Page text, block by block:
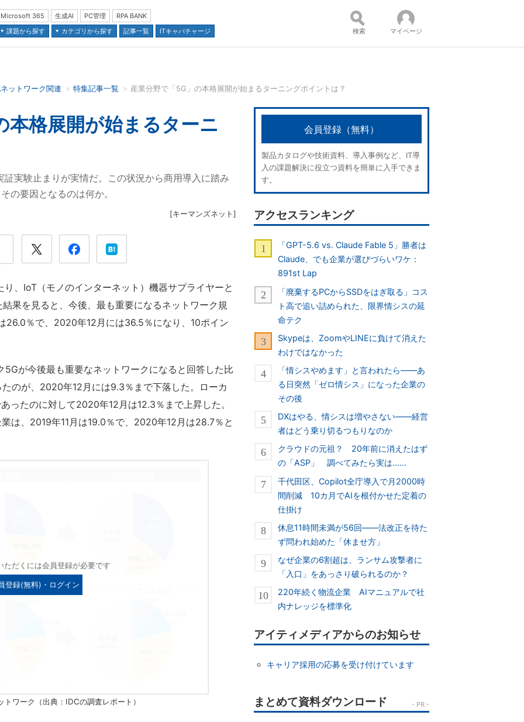
Microsoft 365 生成AI PC管理
RPA BANK
課題から探す
カテゴリから探す 記事一覧 ITキャパチャージ
コンテンツ：
並び順：
検索 マイページ
ットワーク関連 特集記事一覧 産業分野で「5G」の本格展開が始まるターニングポイントは？
本格展開が始まるターニ
実験止まりが実情だ。この状況から商用導入に踏み
の要因となるのは何か。
[キーマンズネット ]
、IoT（モノのインターネット）機器サプライヤーと
果を見ると、今後、最も重要になるネットワーク規
26.0％で、2020年12月には36.5％になり、10ポイン
が今後最も重要なネットワークになると回答した比
のが、2020年12月には9.3％まで下落した。ローカ
ったのに対して2020年12月は12.3％まで上昇した。
は、2019年11月は19.0％で、2020年12月は28.7％と
ただくには会員登録が必要です
登録(無料)・ログイン
ワーク（出典：IDCの調査レポート）
会員登録（無料）
製品カタログや技術資料、導入事例など、IT導
入の課題解決に役立つ資料を簡単に入手できま
す。
アクセスランキング
「GPT-5.6 vs. Claude Fable 5」勝者は
Claude、でも企業が選びづらいワケ：
891st Lap
「廃棄するPCからSSDをはぎ取る」コス
ト高で追い詰められた、限界情シスの延
命テク
Skypeは、ZoomやLINEに負けて消えた
わけではなかった
「情シスやめます」と言われたら――あ
る日突然「ゼロ情シス」になった企業の
その後
DXはやる、情シスは増やさない――経営
者はどう乗り切るつもりなのか
クラウドの元祖？ 20年前に消えたはず
の「ASP」 調べてみたら実は……
千代田区、Copilot全庁導入で月2000時
間削減 10カ月でAIを根付かせた定着の
仕掛け
休息11時間未満が56回――法改正を待た
ず問われ始めた「休ませ方」
なぜ企業の6割超は、ランサム攻撃者に
「入口」をあっさり破られるのか？
220年続く物流企業 AIマニュアルで社
内ナレッジを標準化
アイティメディアからのお知らせ
キャリア採用の応募を受け付けています